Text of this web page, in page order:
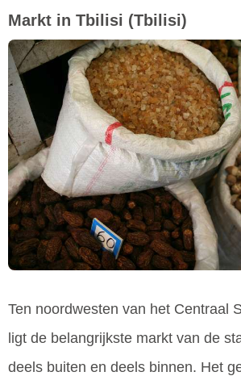
Markt in Tbilisi (Tbilisi)
Ten noordwesten van het Centraal
ligt de belangrijkste markt van de
deels buiten en deels binnen. Het